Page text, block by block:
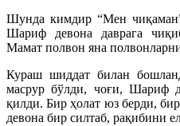
Шунда кимдир “Мен
Шариф девона даврага
Мамат полвон яна
Кураш шиддат билан
масрур бўлди, чоғи, Шариф
қилди. Бир ҳолат юз берди,
девона бир силтаб, рақибини